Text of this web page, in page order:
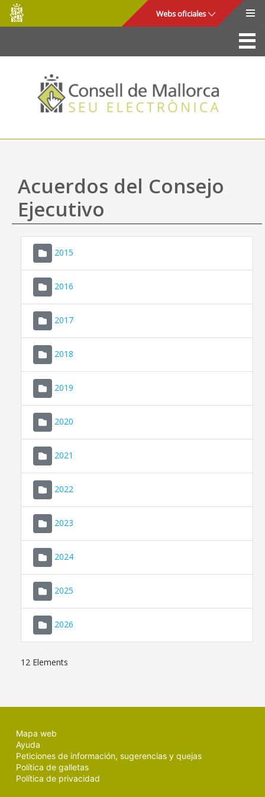
Saltar al contenido principal
Consell
de
Mallorca
Webs oficiales
La Sede
Consejo de Mallorca
Acceso y seguridad
Utilidades
Mapa web
Ayuda
Acuerdos del Consejo
Ejecutivo
2015
2016
2017
2018
2019
2020
2021
2022
2023
2024
2025
2026
12 Elements
Mapa web
Ayuda
Peticiones de información, sugerencias y quejas
Política de galletas
Política de privacidad